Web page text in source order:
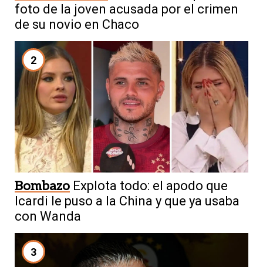
foto de la joven acusada por el crimen
de su novio en Chaco
2
Bombazo Explota todo: el apodo que
Icardi le puso a la China y que ya usaba
con Wanda
3